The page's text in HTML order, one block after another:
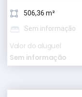
506,36 m²
Sem informação
Valor do aluguel
Sem informação